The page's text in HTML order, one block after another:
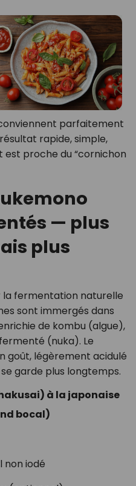
parfaitement
rapide, simple,
proche du “cornichon
— plus
plus
fermentation naturelle
sont immergés dans
de kombu (algue),
(nuka). Le
goût, légèrement acidulé
garde plus longtemps.
à la japonaise
bocal)
non iodé